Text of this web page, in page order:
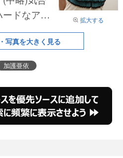
拡大する
ドなアク
とを綴って
写真を大きく見る
加護亜依